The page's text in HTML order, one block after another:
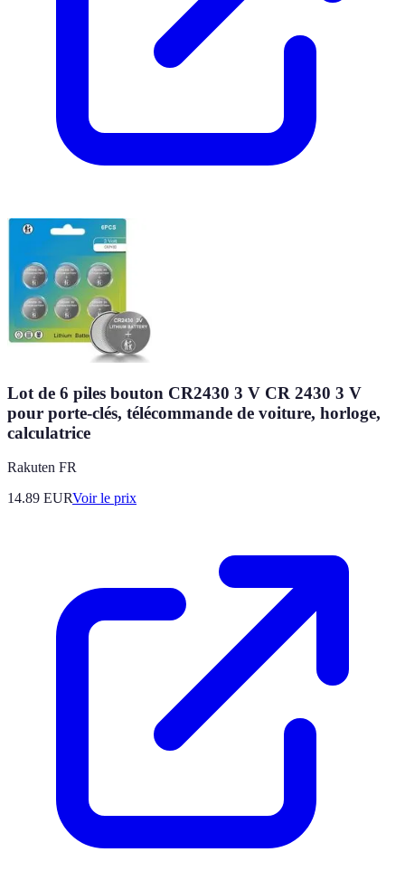
Lot de 6 piles bouton CR2430 3 V CR 2430 3 V
pour porte-clés, télécommande de voiture, horloge,
calculatrice
Rakuten FR
14.89 EURVoir le prix